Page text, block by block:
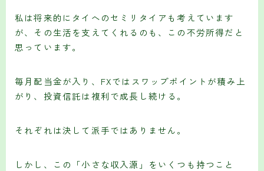
私は将来的にタイへのセミリタイアも考えています
が、その生活を支えてくれるのも、この不労所得だと
思っています。
毎月配当金が入り、FXではスワップポイントが積み上
がり、投資信託は複利で成長し続ける。
それぞれは決して派手ではありません。
しかし、この「小さな収入源」をいくつも持つこと